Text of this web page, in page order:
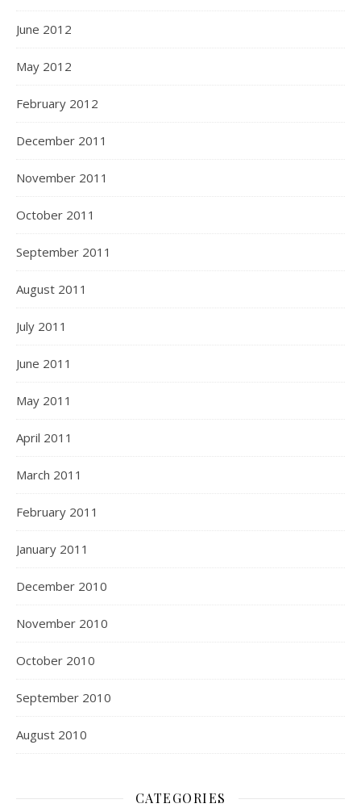
June 2012
May 2012
February 2012
December 2011
November 2011
October 2011
September 2011
August 2011
July 2011
June 2011
May 2011
April 2011
March 2011
February 2011
January 2011
December 2010
November 2010
October 2010
September 2010
August 2010
CATEGORIES